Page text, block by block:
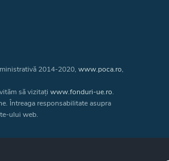
2014-2020, www.poca.ro,
să vizitați www.fonduri-ue.ro.
Întreaga responsabilitate asupra
ului web.